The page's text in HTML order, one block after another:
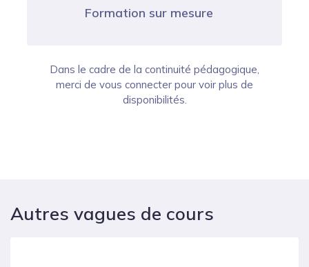
Formation sur mesure
Dans le cadre de la continuité pédagogique,
merci de vous connecter pour voir plus de
disponibilités.
Autres vagues de cours